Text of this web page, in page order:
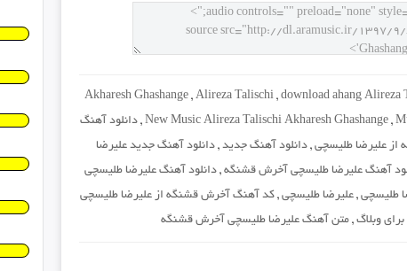
Akharesh Ghashange ,Alireza Talischi ,download ahang Alireza
New Music Alireza Talischi Akharesh Ghashange,
,دانلود آهنگ
از علیرضا طلیسچی, دانلود آهنگ جدید, دانلود آهنگ جدید علیرضا
آهنگ علیرضا طلیسچی آخرش قشنگه, دانلود آهنگ علیرضا طلیسچی
طلیسچی ,علیرضا طلیسچی ,کد آهنگ آخرش قشنگه از علیرضا طلیسچی
وبلاگ ,متن آهنگ علیرضا طلیسچی آخرش قشنگه